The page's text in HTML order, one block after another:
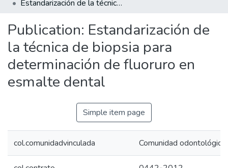
Estandarización de la técnica de biopsia para determinación de fluoruro en esmalte dental
Publication: Estandarización de
la técnica de biopsia para
determinación de fluoruro en
esmalte dental
Simple item page
col.comunidadvinculada Comunidad odontológica